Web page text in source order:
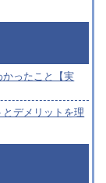
かったこと【実
デメリットを理